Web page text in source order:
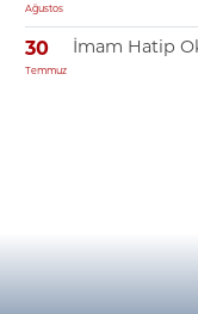
Ağustos
30
Temmuz
İmam Hatip